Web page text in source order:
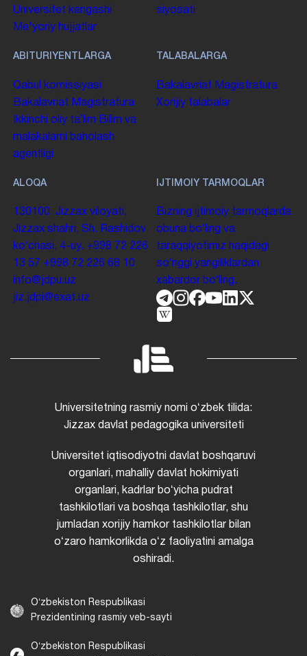
Universitet kengashi
Me'yoriy hujjatlar
siyosati
ABITURIYENTLARGA
Qabul komissiyasi
Bakalavriat Magistratura
Ikkinchi oliy taʼlim Bilim va
malakalarni baholash
agentligi
TALABALARGA
Bakalavriat Magistratura
Xorijiy talabalar
ALOQA
130100. Jizzax viloyati,
Jizzax shahri, Sh. Rashidov
koʻchasi, 4-uy. +998 72 226
13 57 +998 72 226 68 10
info@jdpu.uz
jiz.jdpi@exat.uz
IJTIMOIY TARMOQLAR
Bizning ijtimoiy tarmoqlarda
obuna boʻling va
taraqqiyotimiz haqidagi
soʻnggi yangiliklardan
xabardor boʻling.
Universitetning rasmiy nomi oʻzbek tilida:
Jizzax davlat pedagogika universiteti
Universitet iqtisodiyotni davlat boshqaruvi
organlari, mahalliy davlat hokimiyati
organlari, kadrlar boʻyicha pudrat
tashkilotlari va boshqa tashkilotlar, shu
jumladan xorijiy hamkor tashkilotlar bilan
oʻzaro hamkorlikda oʻz faoliyatini amalga
oshiradi.
Oʻzbekiston Respublikasi
Prezidentining rasmiy veb-sayti
Oʻzbekiston Respublikasi